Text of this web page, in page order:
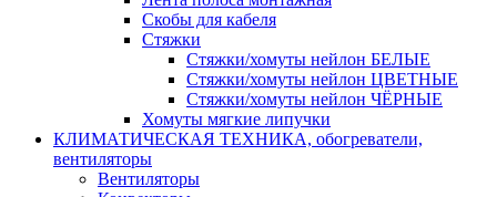
Скобы для кабеля
Стяжки
Стяжки/хомуты нейлон БЕЛЫЕ
Стяжки/хомуты нейлон ЦВЕТНЫЕ
Стяжки/хомуты нейлон ЧЁРНЫЕ
Хомуты мягкие липучки
КЛИМАТИЧЕСКАЯ ТЕХНИКА, обогреватели,
вентиляторы
Вентиляторы